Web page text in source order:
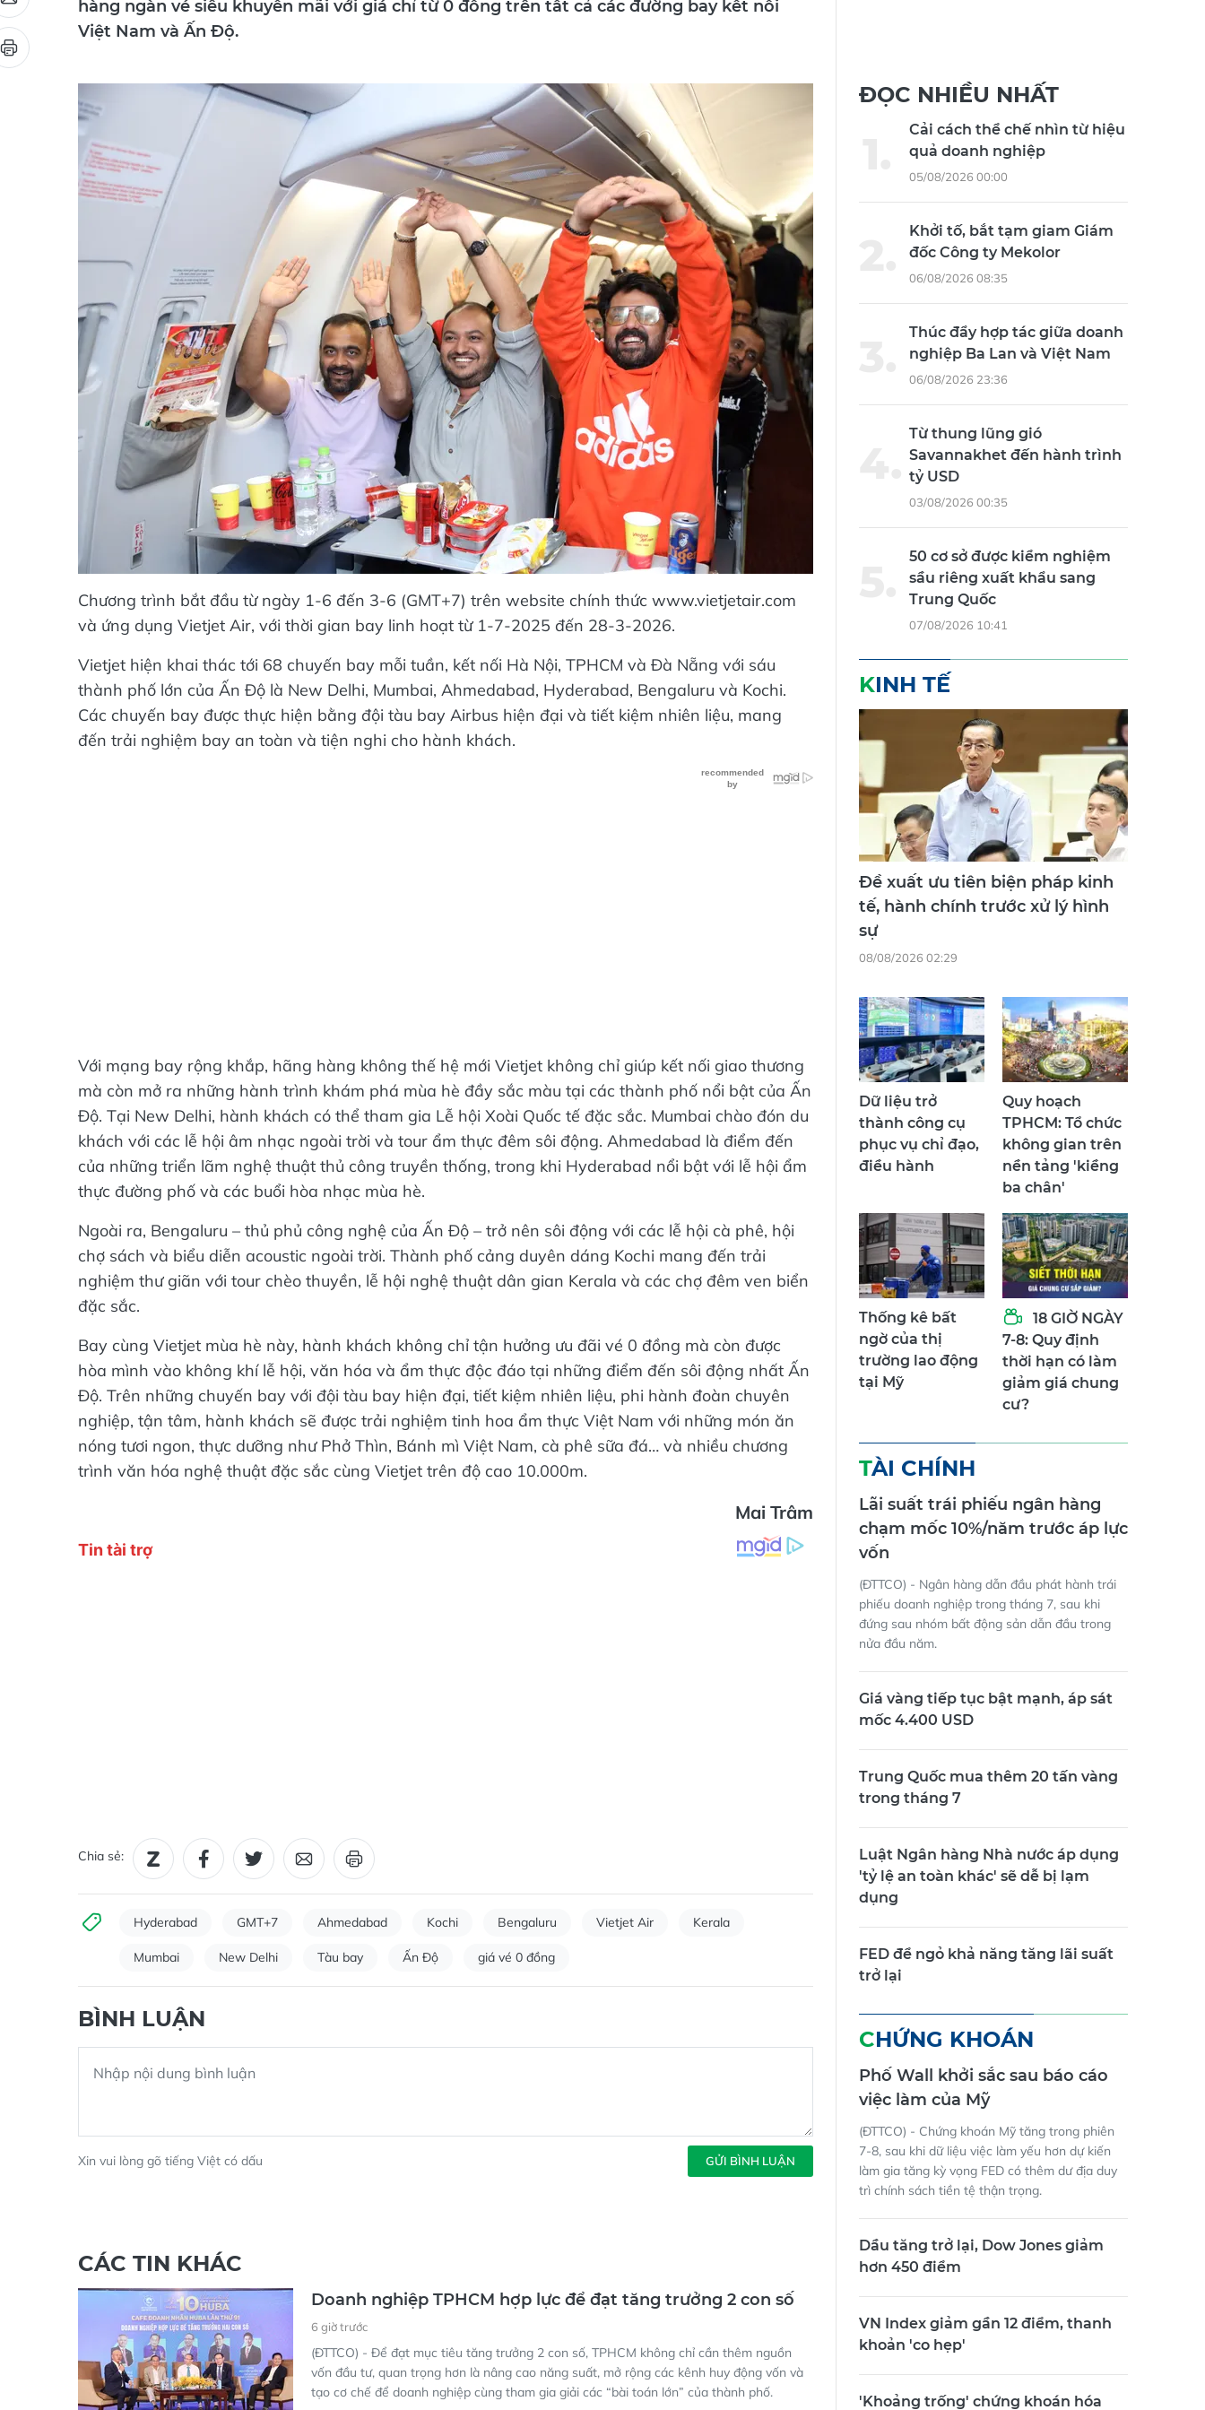
hàng ngàn vé siêu khuyến mãi với giá chỉ từ 0 đồng trên tất cả các đường bay kết nối
Việt Nam và Ấn Độ.
Chương trình bắt đầu từ ngày 1-6 đến 3-6 (GMT+7) trên website chính thức www.vietjetair.com
và ứng dụng Vietjet Air, với thời gian bay linh hoạt từ 1-7-2025 đến 28-3-2026.
Vietjet hiện khai thác tới 68 chuyến bay mỗi tuần, kết nối Hà Nội, TPHCM và Đà Nẵng với sáu
thành phố lớn của Ấn Độ là New Delhi, Mumbai, Ahmedabad, Hyderabad, Bengaluru và Kochi.
Các chuyến bay được thực hiện bằng đội tàu bay Airbus hiện đại và tiết kiệm nhiên liệu, mang
đến trải nghiệm bay an toàn và tiện nghi cho hành khách.
Với mạng bay rộng khắp, hãng hàng không thế hệ mới Vietjet không chỉ giúp kết nối giao thương
mà còn mở ra những hành trình khám phá mùa hè đầy sắc màu tại các thành phố nổi bật của Ấn
Độ. Tại New Delhi, hành khách có thể tham gia Lễ hội Xoài Quốc tế đặc sắc. Mumbai chào đón du
khách với các lễ hội âm nhạc ngoài trời và tour ẩm thực đêm sôi động. Ahmedabad là điểm đến
của những triển lãm nghệ thuật thủ công truyền thống, trong khi Hyderabad nổi bật với lễ hội ẩm
thực đường phố và các buổi hòa nhạc mùa hè.
Ngoài ra, Bengaluru – thủ phủ công nghệ của Ấn Độ – trở nên sôi động với các lễ hội cà phê, hội
chợ sách và biểu diễn acoustic ngoài trời. Thành phố cảng duyên dáng Kochi mang đến trải
nghiệm thư giãn với tour chèo thuyền, lễ hội nghệ thuật dân gian Kerala và các chợ đêm ven biển
đặc sắc.
Bay cùng Vietjet mùa hè này, hành khách không chỉ tận hưởng ưu đãi vé 0 đồng mà còn được
hòa mình vào không khí lễ hội, văn hóa và ẩm thực độc đáo tại những điểm đến sôi động nhất Ấn
Độ. Trên những chuyến bay với đội tàu bay hiện đại, tiết kiệm nhiên liệu, phi hành đoàn chuyên
nghiệp, tận tâm, hành khách sẽ được trải nghiệm tinh hoa ẩm thực Việt Nam với những món ăn
nóng tươi ngon, thực dưỡng như Phở Thìn, Bánh mì Việt Nam, cà phê sữa đá… và nhiều chương
trình văn hóa nghệ thuật đặc sắc cùng Vietjet trên độ cao 10.000m.
Mai Trâm
Chia sẻ:
Hyderabad GMT+7 Ahmedabad Kochi Bengaluru Vietjet Air Kerala
Mumbai New Delhi Tàu bay Ấn Độ giá vé 0 đồng
BÌNH LUẬN
Xin vui lòng gõ tiếng Việt có dấu GỬI BÌNH LUẬN
CÁC TIN KHÁC
Doanh nghiệp TPHCM hợp lực để đạt tăng trưởng 2 con số
6 giờ trước
(ĐTTCO) - Để đạt mục tiêu tăng trưởng 2 con số, TPHCM không chỉ cần thêm nguồn
vốn đầu tư, quan trọng hơn là nâng cao năng suất, mở rộng các kênh huy động vốn và
tạo cơ chế để doanh nghiệp cùng tham gia giải các “bài toán lớn” của thành phố.
ĐỌC NHIỀU NHẤT
Cải cách thể chế nhìn từ hiệu
quả doanh nghiệp
05/08/2026 00:00
Khởi tố, bắt tạm giam Giám
đốc Công ty Mekolor
06/08/2026 08:35
Thúc đẩy hợp tác giữa doanh
nghiệp Ba Lan và Việt Nam
06/08/2026 23:36
Từ thung lũng gió
Savannakhet đến hành trình
tỷ USD
03/08/2026 00:35
50 cơ sở được kiểm nghiệm
sầu riêng xuất khẩu sang
Trung Quốc
07/08/2026 10:41
KINH TẾ
Đề xuất ưu tiên biện pháp kinh
tế, hành chính trước xử lý hình
sự
08/08/2026 02:29
Dữ liệu trở
thành công cụ
phục vụ chỉ đạo,
điều hành
Quy hoạch
TPHCM: Tổ chức
không gian trên
nền tảng 'kiềng
ba chân'
Thống kê bất
ngờ của thị
trường lao động
tại Mỹ
18 GIỜ NGÀY
7-8: Quy định
thời hạn có làm
giảm giá chung
cư?
TÀI CHÍNH
Lãi suất trái phiếu ngân hàng
chạm mốc 10%/năm trước áp lực
vốn
(ĐTTCO) - Ngân hàng dẫn đầu phát hành trái
phiếu doanh nghiệp trong tháng 7, sau khi
đứng sau nhóm bất động sản dẫn đầu trong
nửa đầu năm.
Giá vàng tiếp tục bật mạnh, áp sát
mốc 4.400 USD
Trung Quốc mua thêm 20 tấn vàng
trong tháng 7
Luật Ngân hàng Nhà nước áp dụng
'tỷ lệ an toàn khác' sẽ dễ bị lạm
dụng
FED để ngỏ khả năng tăng lãi suất
trở lại
CHỨNG KHOÁN
Phố Wall khởi sắc sau báo cáo
việc làm của Mỹ
(ĐTTCO) - Chứng khoán Mỹ tăng trong phiên
7-8, sau khi dữ liệu việc làm yếu hơn dự kiến
làm gia tăng kỳ vọng FED có thêm dư địa duy
trì chính sách tiền tệ thận trọng.
Dầu tăng trở lại, Dow Jones giảm
hơn 450 điểm
VN Index giảm gần 12 điểm, thanh
khoản 'co hẹp'
'Khoảng trống' chứng khoán hóa